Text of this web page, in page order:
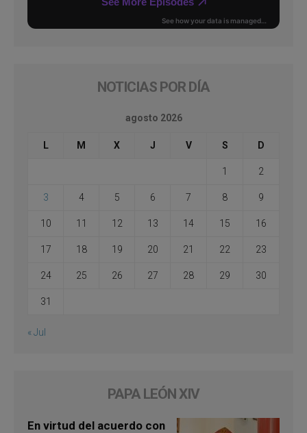
NOTICIAS POR DÍA
agosto 2026
L M X J V S D
1 2
3 4 5 6 7 8 9
10 11 12 13 14 15 16
17 18 19 20 21 22 23
24 25 26 27 28 29 30
31
« Jul
PAPA LEÓN XIV
En virtud del acuerdo con